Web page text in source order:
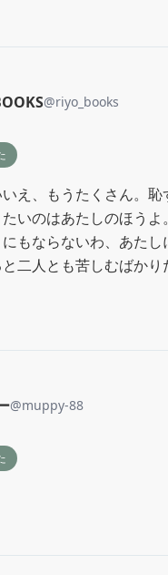
@riyo_books
え、もうたくさん。
いのはあたしのほうよ。
もならないわ、あた
二人とも苦しむばかり
@muppy-88